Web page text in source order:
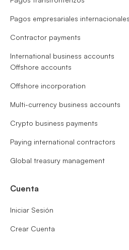
Pagos empresariales internacionales
Contractor payments
International business accounts
Offshore accounts
Offshore incorporation
Multi-currency business accounts
Crypto business payments
Paying international contractors
Global treasury management
Cuenta
Iniciar Sesión
Crear Cuenta